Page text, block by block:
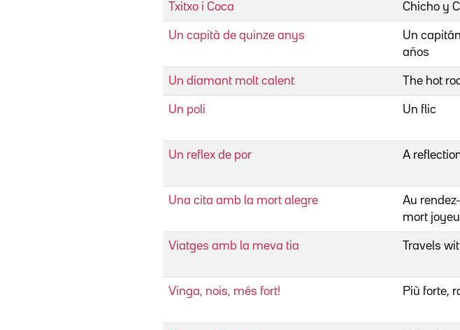
Txitxo i Coca Chicho y
Un capità de quinze anys
Un
años
Un diamant molt calent The hot
Un poli Un flic
Un reflex de por A
Una cita amb la mort alegre
Au
mort
Viatges amb la meva tia Travels
Vinga, nois, més fort! Più forte,